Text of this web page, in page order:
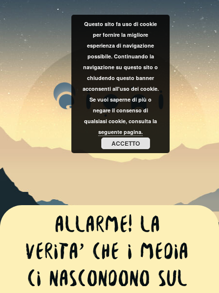
ALLARME! LA
VERITA’ CHE I MEDIA
CI NASCONDONO SUL
Questo sito fa uso di cookie
per fornire la migliore
esperienza di navigazione
possibile. Continuando la
navigazione su questo sito o
chiudendo questo banner
acconsenti all'uso dei cookie.
Se vuoi saperne di più o
negare il consenso di
qualsiasi cookie, consulta la
seguente pagina.
ACCETTO